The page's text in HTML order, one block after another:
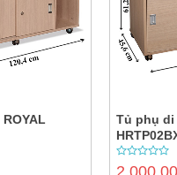
Tủ phụ di
0